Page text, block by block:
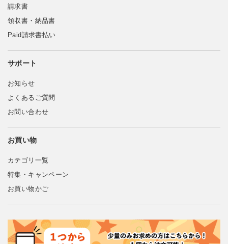
請求書
領収書・納品書
Paid請求書払い
サポート
お知らせ
よくあるご質問
お問い合わせ
お買い物
カテゴリ一覧
特集・キャンペーン
お買い物かご